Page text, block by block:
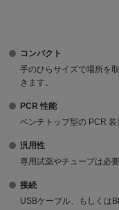
コンパクト
手のひらサイズで場所を
きます。
PCR 性能
ベンチトップ型の PCR 装
汎用性
専用試薬やチューブは必
接続
USBケーブル、もしくは